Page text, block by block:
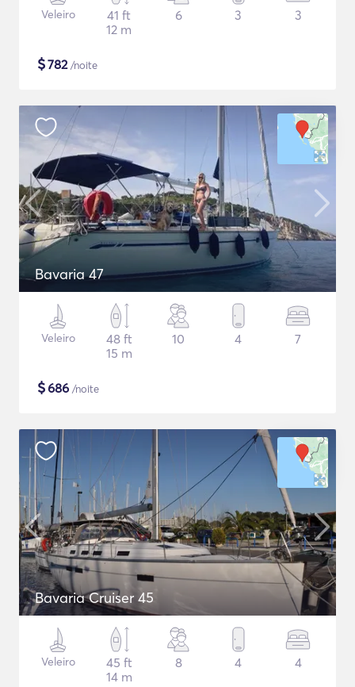
Veleiro
41 ft
12 m
6 3 3
$782/noite
Bavaria 47
Veleiro
48 ft
15 m
10 4 7
$686 /noite
Bavaria Cruiser 45
Veleiro
45 ft
14 m
8 4 4